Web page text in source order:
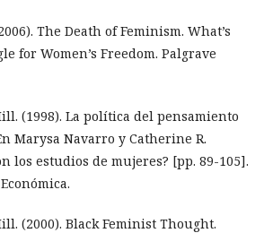
The Death of Feminism. What’s
for Women’s Freedom. Palgrave
(1998). La política del pensamiento
Marysa Navarro y Catherine R.
los estudios de mujeres? [pp. 89-105].
(2000). Black Feminist Thought.